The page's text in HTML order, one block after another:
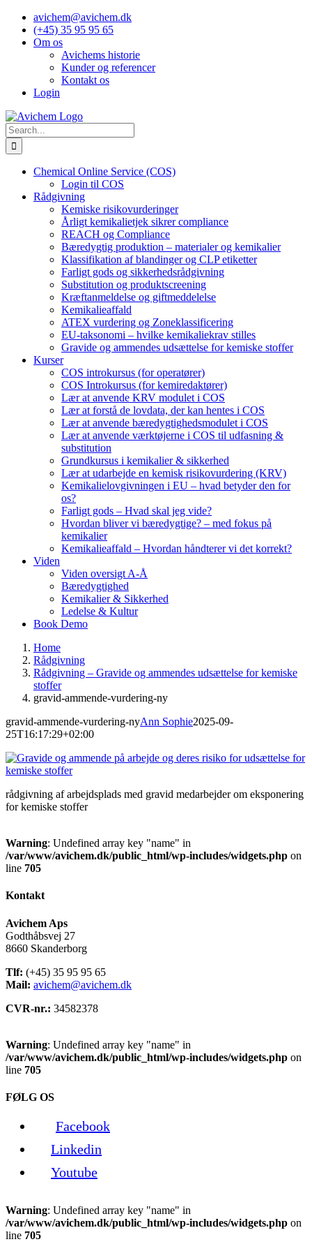
Skip
content
avichem@avichem.dk
(+45) 35 95 95 65
Om os
Avichems historie
Kunder og referencer
Kontakt os
Login
Search
for:
Chemical Online Service (COS)
Login til COS
Rådgivning
Kemiske risikovurderinger
Årligt kemikalietjek sikrer compliance
REACH og Compliance
Bæredygtig produktion – materialer og kemikalier
Klassifikation af blandinger og CLP etiketter
Farligt gods og sikkerhedsrådgivning
Substitution og produktscreening
Kræftanmeldelse og giftmeddelelse
Kemikalieaffald
ATEX vurdering og Zoneklassificering
EU-taksonomi – hvilke kemikaliekrav stilles
Gravide og ammendes udsættelse for kemiske stoffer
Kurser
COS introkursus (for operatører)
COS Introkursus (for kemiredaktører)
Lær at anvende KRV modulet i COS
Lær at forstå de lovdata, der kan hentes i COS
Lær at anvende bæredygtighedsmodulet i COS
Lær at anvende værktøjerne i COS til udfasning &
substitution
Grundkursus i kemikalier & sikkerhed
Lær at udarbejde en kemisk risikovurdering (KRV)
Kemikalielovgivningen i EU – hvad betyder den for
os?
Farligt gods – Hvad skal jeg vide?
Hvordan bliver vi bæredygtige? – med fokus på
kemikalier
Kemikalieaffald – Hvordan håndterer vi det korrekt?
Viden
Viden oversigt A-Å
Bæredygtighed
Kemikalier & Sikkerhed
Ledelse & Kultur
Book Demo
Home
Rådgivning
Rådgivning – Gravide og ammendes udsættelse for kemiske
stoffer
gravid-ammende-vurdering-ny
gravid-ammende-vurdering-nyAnn Sophie2025-09-
25T16:17:29+02:00
rådgivning af arbejdsplads med gravid medarbejder om eksponering
for kemiske stoffer
Warning: Undefined array key "name" in
/var/www/avichem.dk/public_html/wp-includes/widgets.php on
line 705
Kontakt
Avichem Aps
Godthåbsvej 27
8660 Skanderborg
Tlf: (+45) 35 95 95 65
Mail: avichem@avichem.dk
CVR-nr.: 34582378
Warning: Undefined array key "name" in
/var/www/avichem.dk/public_html/wp-includes/widgets.php on
line 705
FØLG OS
Facebook
Linkedin
Youtube
Warning: Undefined array key "name" in
/var/www/avichem.dk/public_html/wp-includes/widgets.php on
line 705